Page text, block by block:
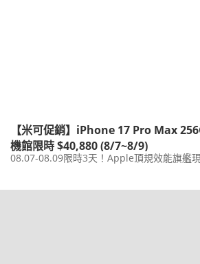
【米可促銷】iPhone 17 Pro Max
機館限時 $40,880 (8/7~8/9)
08.07-08.09限時3天！Apple頂規效能旗艦